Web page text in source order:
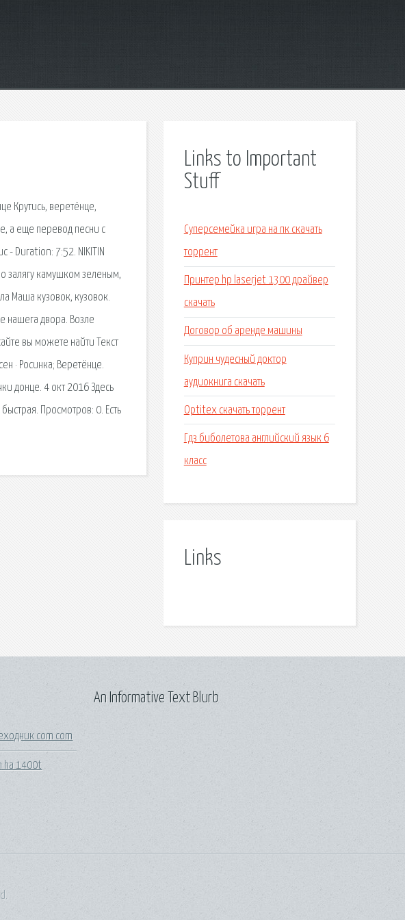
Крутись, веретёнце,
а еще перевод песни с
- Duration: 7:52. NIKITIN
залягу камушком зеленым,
Маша кузовок, кузовок.
нашега двора. Возле
вы можете найти Текст
· Росинка; Веретёнце.
донце. 4 окт 2016 Здесь
Просмотров: 0. Есть
Links to Important
Stuff
Суперсемейка игра на пк скачать
торрент
Принтер hp laserjet 1300 драйвер
скачать
Договор об аренде машины
Куприн чудесный доктор
аудиокнига скачать
Optitex скачать торрент
Гдз биболетова английский язык 6
класс
Links
com com
ha 1400t
An Informative Text Blurb